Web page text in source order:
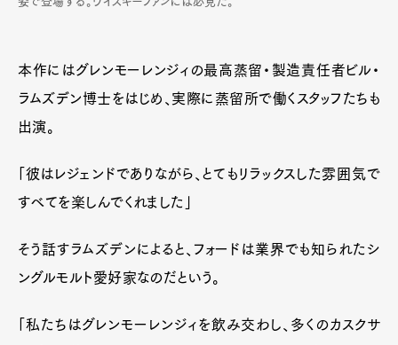
本作にはグレンモーレンジィの最高蒸留・製造責任者ビル・
ラムズデン博士をはじめ、実際に蒸留所で働くスタッフたちも
出演。
「彼はレジェンドでありながら、とてもリラックスした雰囲気で
すべてを楽しんでくれました」
そう話すラムズデンによると、フォードは業界でも知られたシ
ングルモルト愛好家なのだという。
「私たちはグレンモーレンジィを飲み交わし、多くのカスクサ